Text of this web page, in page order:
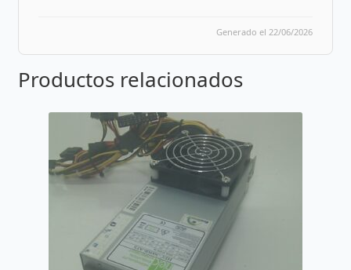
Generado el 22/06/2026
Productos relacionados